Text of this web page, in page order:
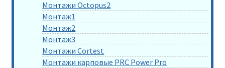
Монтажи Octopus2
Монтаж1
Монтаж2
Монтаж3
Монтажи Cortest
Монтажи карповые PRC Power Pro